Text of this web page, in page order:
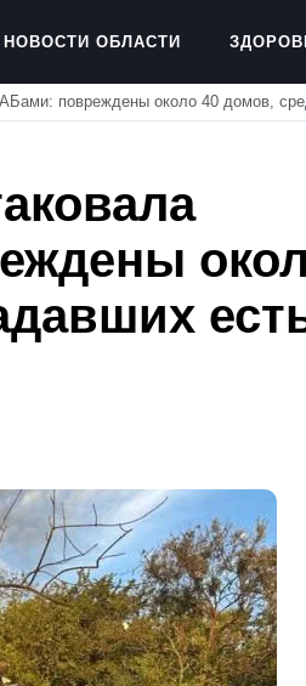
НОВОСТИ ОБЛАСТИ
повреждены около 40 домов,